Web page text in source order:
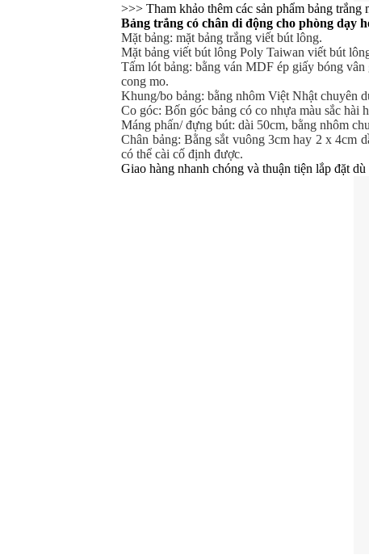
>>> Tham khảo thêm các sản phẩm bảng trắng
Bảng trắng có chân di động cho phòng dạy
Mặt bảng: mặt bảng trắng viết bút lông.
Mặt bảng viết bút lông Poly Taiwan viết bút
Tấm lót bảng: bằng ván MDF ép giấy bóng
cong mo.
Khung/bo bảng: bằng nhôm Việt Nhật chuyên
Co góc: Bốn góc bảng có co nhựa màu sắc hài
Máng phấn/ đựng bút: dài 50cm, bằng nhôm
Chân bảng: Bằng sắt vuông 3cm hay 2 x 4cm
có thể cài cố định được.
Giao hàng nhanh chóng và thuận tiện lắp đặt